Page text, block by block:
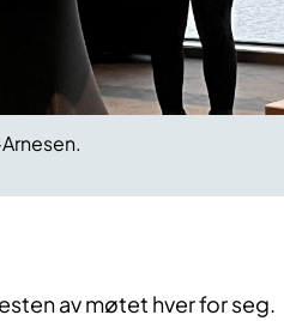
av møtet hver for seg.